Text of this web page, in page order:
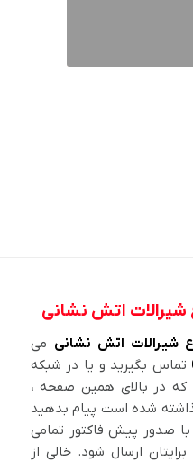
شیرالات اتش نشانی
شیرالات اتش نشانی می
تماس بگیرید و یا در شبکه
که در بالای همین صفحه ،
شده است پیام بدهید
صدور پیش فاکتور تمامی
ارسال شود. خالی از